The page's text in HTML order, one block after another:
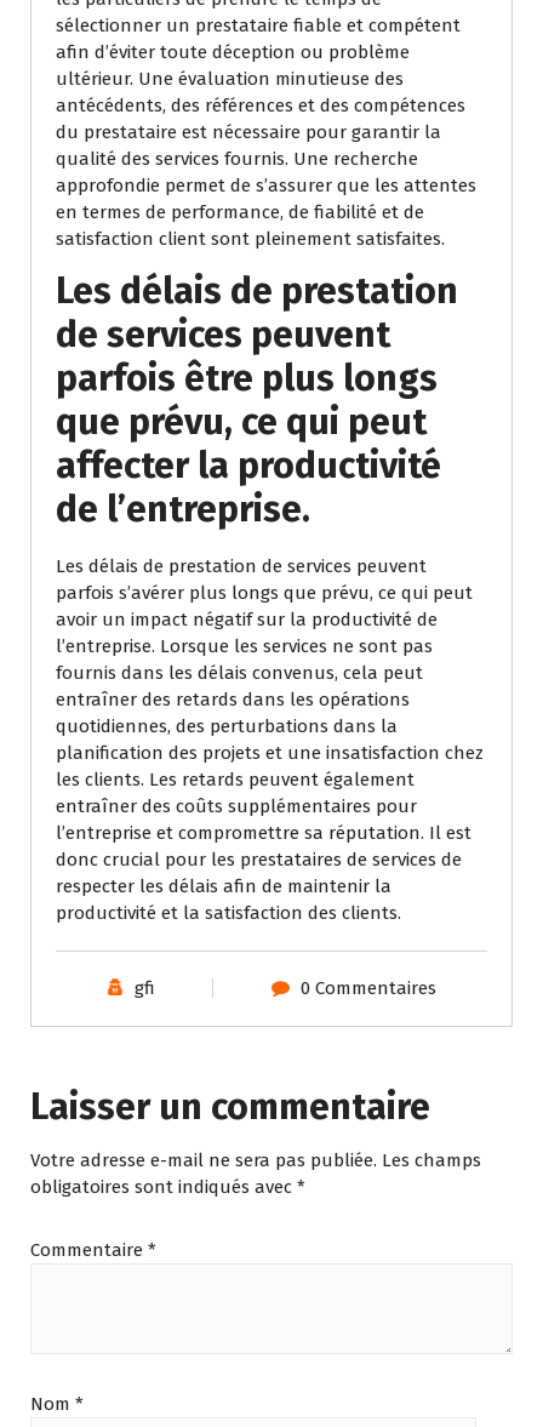
sélectionner un prestataire fiable et compétent
afin d’éviter toute déception ou problème
ultérieur. Une évaluation minutieuse des
antécédents, des références et des compétences
du prestataire est nécessaire pour garantir la
qualité des services fournis. Une recherche
approfondie permet de s’assurer que les attentes
en termes de performance, de fiabilité et de
satisfaction client sont pleinement satisfaites.
Les délais de prestation
de services peuvent
parfois être plus longs
que prévu, ce qui peut
affecter la productivité
de l’entreprise.
Les délais de prestation de services peuvent
parfois s’avérer plus longs que prévu, ce qui peut
avoir un impact négatif sur la productivité de
l’entreprise. Lorsque les services ne sont pas
fournis dans les délais convenus, cela peut
entraîner des retards dans les opérations
quotidiennes, des perturbations dans la
planification des projets et une insatisfaction chez
les clients. Les retards peuvent également
entraîner des coûts supplémentaires pour
l’entreprise et compromettre sa réputation. Il est
donc crucial pour les prestataires de services de
respecter les délais afin de maintenir la
productivité et la satisfaction des clients.
gfi 0 Commentaires
Laisser un commentaire
Votre adresse e-mail ne sera pas publiée. Les champs
obligatoires sont indiqués avec *
Commentaire *
Nom *